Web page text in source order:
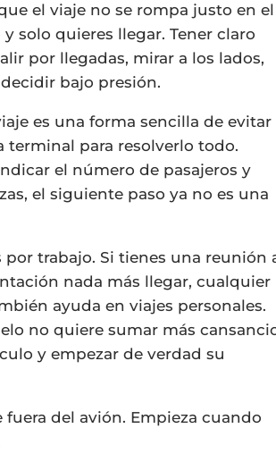
el viaje no se rompa justo en el
solo quieres llegar. Tener claro
por llegadas, mirar a los lados,
bajo presión.
es una forma sencilla de evitar
terminal para resolverlo todo.
el número de pasajeros y
el siguiente paso ya no es una
trabajo. Si tienes una reunión
nada más llegar, cualquier
ayuda en viajes personales.
no quiere sumar más
y empezar de verdad su
del avión. Empieza cuando